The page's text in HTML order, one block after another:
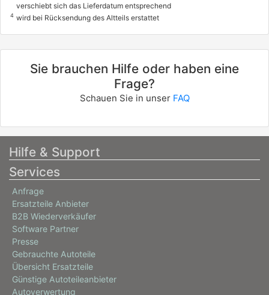
verschiebt sich das Lieferdatum entsprechend
4 wird bei Rücksendung des Altteils erstattet
Sie brauchen Hilfe oder haben eine
Frage?
Schauen Sie in unser FAQ
Hilfe & Support
Services
Anfrage
Ersatzteile Anbieter
B2B Wiederverkäufer
Software Partner
Presse
Gebrauchte Autoteile
Übersicht Ersatzteile
Günstige Autoteileanbieter
Autoverwertung